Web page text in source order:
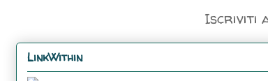
Iscriviti
LinkWithin